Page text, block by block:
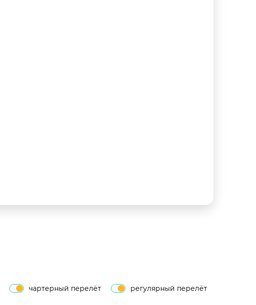
чартерный перелёт регулярный перелёт